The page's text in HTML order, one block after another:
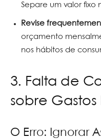
Separe um valor fixo
Revise
orçamento
nos hábitos de
3. Falta de
sobre Gastos
O Erro: Ignorar